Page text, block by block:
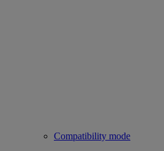
Compatibility mode